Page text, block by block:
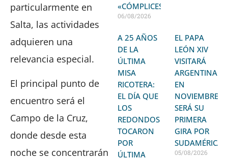
particularmente en
Salta, las actividades
adquieren una
relevancia especial.
El principal punto de
encuentro será el
Campo de la Cruz,
donde desde esta
noche se concentrarán
«CÓMPLICES»
06/08/2026
A 25 AÑOS
DE LA
ÚLTIMA
MISA
RICOTERA:
EL DÍA QUE
LOS
REDONDOS
TOCARON
POR
ÚLTIMA
EL PAPA
LEÓN XIV
VISITARÁ
ARGENTINA
EN
NOVIEMBRE:
SERÁ SU
PRIMERA
GIRA POR
SUDAMÉRICA
05/08/2026